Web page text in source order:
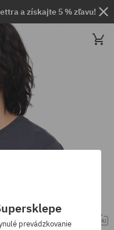
a získajte 5 % zľavu!
prevádzkovanie